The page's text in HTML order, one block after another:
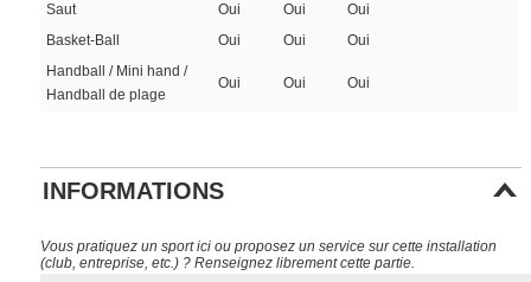
Saut Oui Oui
Oui
Basket-Ball
Oui Oui
Oui
Handball / Mini hand /
Handball de plage
Oui Oui Oui
INFORMATIONS
Vous pratiquez un sport ici ou proposez un service sur cette installation
(club, entreprise, etc.) ? Renseignez librement cette partie.